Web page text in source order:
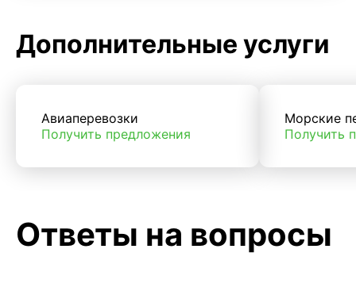
Дополнительные услуги
Авиаперевозки
Получить предложения
Морские
Получить
Ответы на вопросы